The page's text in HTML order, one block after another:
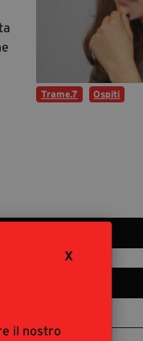
X
il nostro
Partecipa
Diventa Partner
Mostra 3D -
Archivio
Trame.7 Ospiti